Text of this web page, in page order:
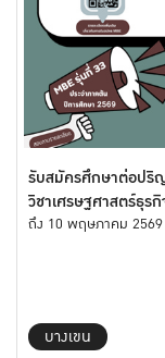
รับสมัครศึกษาต่อปริ
วิชาเศรษฐศาสตร์ธุร
ถึง 10 พฤษภาคม 2569
บางเขน